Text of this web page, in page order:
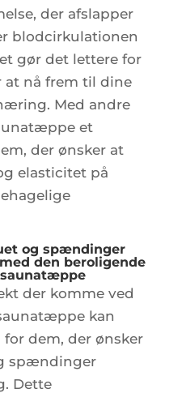
der afslapper
blodcirkulationen
gør det lettere for
nå frem til dine
Med andre
et
der ønsker at
elasticitet på
og spændinger
den beroligende
der komme ved
kan
dem, der ønsker
spændinger
Dette